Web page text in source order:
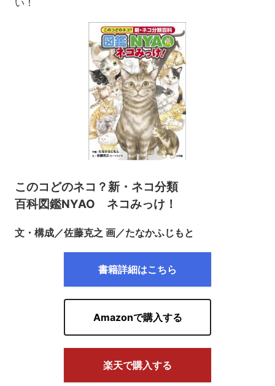
このコどのネコ？新・ネコ分類
百科図鑑NYAO ネコみっけ！
文・構成／佐藤克之 画／たなかふじもと
書籍詳細はこちら
Amazonで購入する
楽天で購入する